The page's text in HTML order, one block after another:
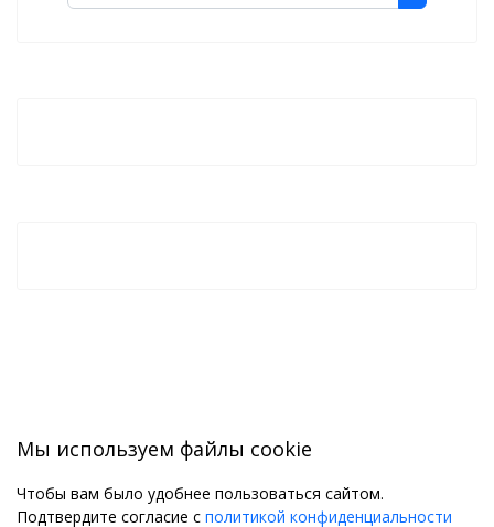
Мы используем файлы cookie
Чтобы вам было удобнее пользоваться сайтом.
Подтвердите согласие с политикой конфиденциальности